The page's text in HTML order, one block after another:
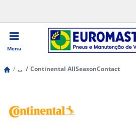
Menu
... Continental AllSeasonContact